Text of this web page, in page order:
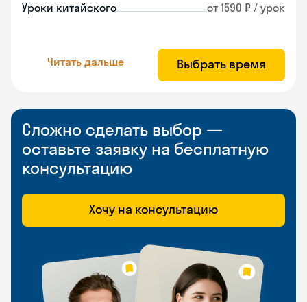
Уроки китайского от 1590 ₽ / урок
Читать дальше Выбрать время
Сложно сделать выбор —
оставьте заявку на бесплатную
консультацию
Хочу на консультацию